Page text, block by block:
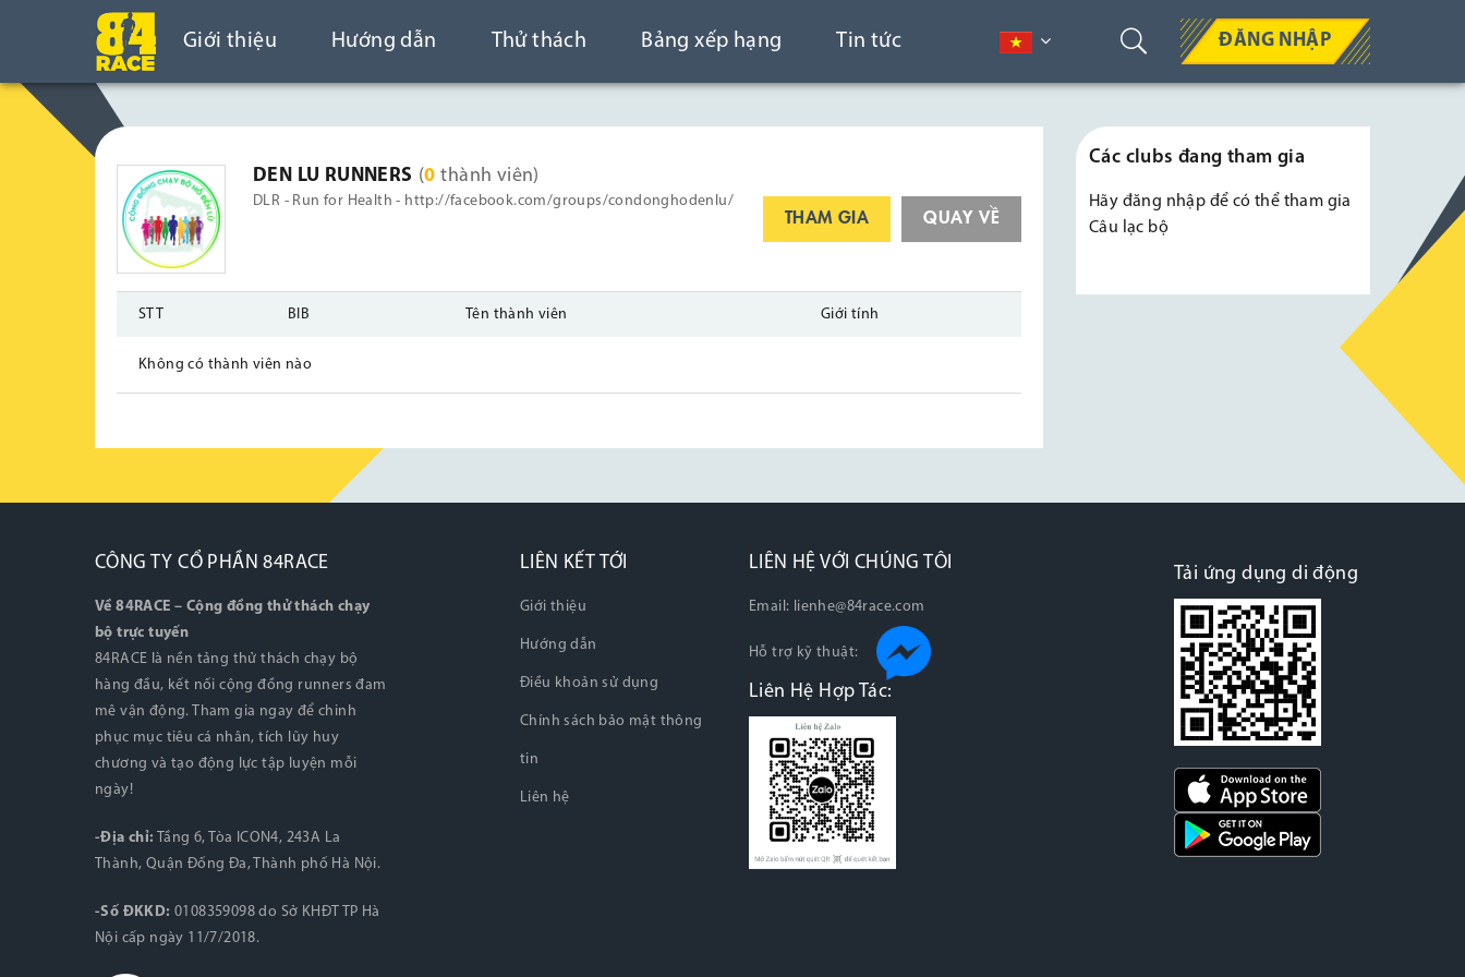
Giới thiệu Hướng dẫn Thử thách Bảng xếp hạng Tin tức ĐĂNG NHẬP
DEN LU RUNNERS (0 thành viên)
DLR - Run for Health - http://facebook.com/groups/condonghodenlu/
THAM GIA QUAY VỀ
STT BIB Tên thành viên Giới tính
Không có thành viên nào
Các clubs đang tham gia
Hãy đăng nhập để có thể tham gia
Câu lạc bộ
CÔNG TY CỔ PHẦN 84RACE
Về 84RACE – Cộng đồng thử thách chạy
bộ trực tuyến
84RACE là nền tảng thử thách chạy bộ
hàng đầu, kết nối cộng đồng runners đam
mê vận động. Tham gia ngay để chinh
phục mục tiêu cá nhân, tích lũy huy
chương và tạo động lực tập luyện mỗi
ngày!
-Địa chỉ: Tầng 6, Tòa ICON4, 243A La
Thành, Quận Đống Đa, Thành phố Hà Nội.
-Số ĐKKD: 0108359098 do Sở KHĐT TP Hà
Nội cấp ngày 11/7/2018.
LIÊN KẾT TỚI
Giới thiệu
Hướng dẫn
Điều khoản sử dụng
Chính sách bảo mật thông
tin
Liên hệ
LIÊN HỆ VỚI CHÚNG TÔI
Email: lienhe@84race.com
Hỗ trợ kỹ thuật:
Liên Hệ Hợp Tác:
Tải ứng dụng di động